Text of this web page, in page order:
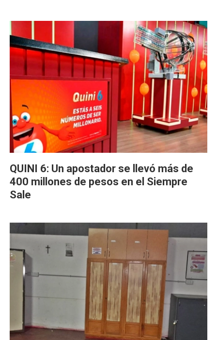
QUINI 6: Un apostador se llevó más de
400 millones de pesos en el Siempre
Sale